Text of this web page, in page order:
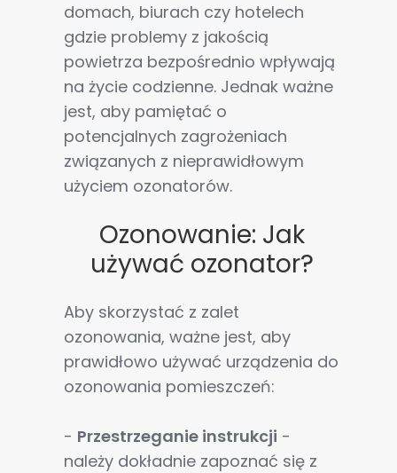
domach, biurach czy hotelech
gdzie problemy z jakością
powietrza bezpośrednio wpływają
na życie codzienne. Jednak ważne
jest, aby pamiętać o
potencjalnych zagrożeniach
związanych z nieprawidłowym
użyciem ozonatorów.
Ozonowanie: Jak
używać ozonator?
Aby skorzystać z zalet
ozonowania, ważne jest, aby
prawidłowo używać urządzenia do
ozonowania pomieszczeń:
- Przestrzeganie instrukcji -
należy dokładnie zapoznać się z